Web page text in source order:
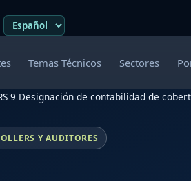
Temas Técnicos Sectores
9 Designación de contabilidad de
Y AUDITORES